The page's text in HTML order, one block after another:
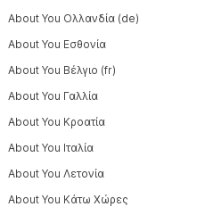
About You Ολλανδία (de)
About You Εσθονία
About You Βέλγιο (fr)
About You Γαλλία
About You Κροατία
About You Ιταλία
About You Λετονία
About You Κάτω Χώρες